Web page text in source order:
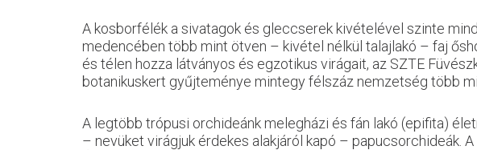
A kosborfélék a sivatagok és gleccserek kivételével szinte
medencében több mint ötven – kivétel nélkül talajlakó – faj
és télen hozza látványos és egzotikus virágait, az SZTE
botanikuskert gyűjteménye mintegy félszáz nemzetség több
A legtöbb trópusi orchideánk melegházi és fán lakó (epifita)
– nevüket virágjuk érdekes alakjáról kapó – papucsorchideák.